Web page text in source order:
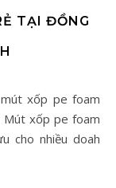
TẠI ĐỒNG
Mút xốp pe foam
cho nhiều doah